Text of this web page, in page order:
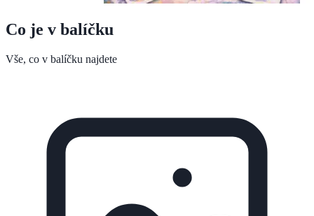
Co je v balíčku
Vše, co v balíčku najdete